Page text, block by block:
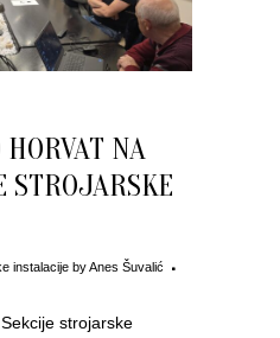
HORVAT NA
STROJARSKE
instalacije byAnes Šuvalić
strojarske